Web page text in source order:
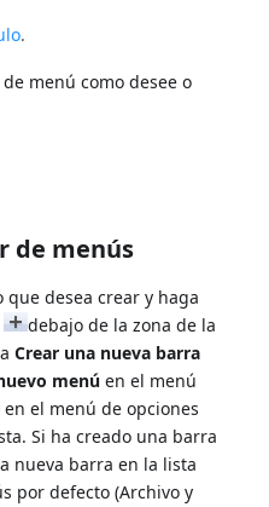
.
menú como desee o
de menús
que desea crear y haga
debajo de la zona de la
Crear una nueva barra
menú en el menú
el menú de opciones
Si ha creado una barra
nueva barra en la lista
por defecto (Archivo y